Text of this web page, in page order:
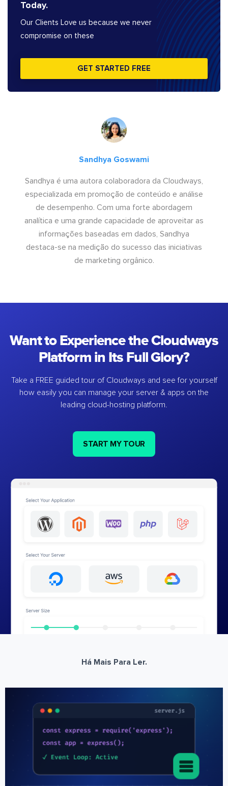
Today.
Our Clients Love us because we never
compromise on these
GET STARTED FREE
Sandhya Goswami
Sandhya é uma autora colaboradora da Cloudways,
especializada em promoção de conteúdo e análise
de desempenho. Com uma forte abordagem
analítica e uma grande capacidade de aproveitar as
informações baseadas em dados, Sandhya
destaca-se na medição do sucesso das iniciativas
de marketing orgânico.
Want to Experience the Cloudways
Platform in Its Full Glory?
Take a FREE guided tour of Cloudways and see for yourself
how easily you can manage your server & apps on the
leading cloud-hosting platform.
START MY TOUR
Há Mais Para Ler.